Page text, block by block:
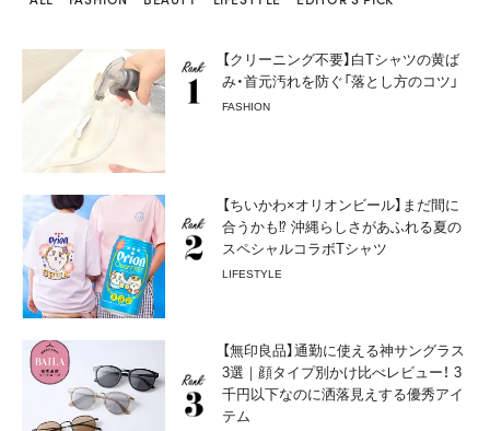
【クリーニング不要】白Tシャツの黄ば
み・首元汚れを防ぐ「落とし方のコツ」
FASHION
【ちいかわ×オリオンビール】まだ間に
合うかも⁉︎ 沖縄らしさがあふれる夏の
スペシャルコラボTシャツ
LIFESTYLE
【無印良品】通勤に使える神サングラス
3選｜顔タイプ別かけ比べレビュー！ 3
千円以下なのに洒落見えする優秀アイ
テム